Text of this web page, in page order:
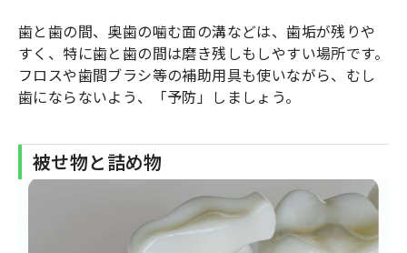
歯と歯の間、奥歯の噛む面の溝などは、歯垢が残りや
すく、特に歯と歯の間は磨き残しもしやすい場所です。
フロスや歯間ブラシ等の補助用具も使いながら、むし
歯にならないよう、「予防」しましょう。
被せ物と詰め物